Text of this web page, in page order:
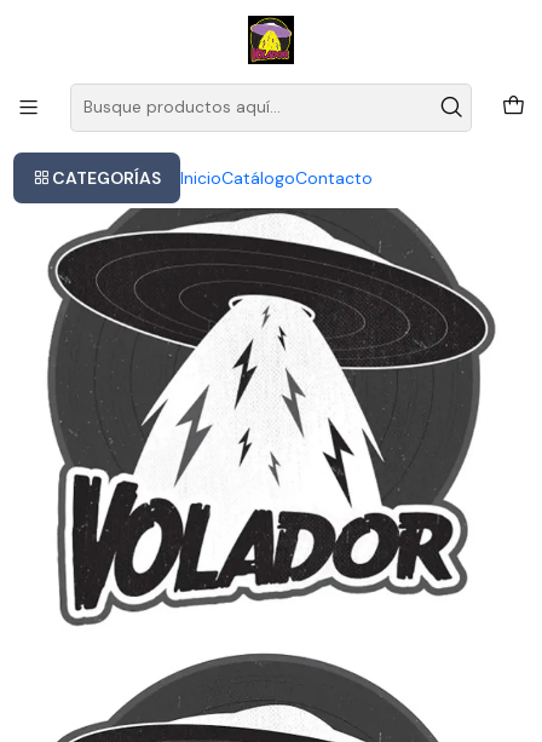
CATEGORÍAS InicioCatálogoContacto
Este es el texto del slide